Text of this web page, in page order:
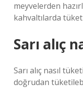
meyvelerden
kahvaltılarda
Sarı alıç
Sarı alıç nasıl
doğrudan